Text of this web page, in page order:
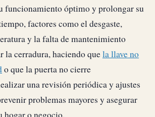
funcionamiento óptimo y prolongar su
factores como el desgaste,
y la falta de mantenimiento
la cerradura, haciendo quela llave no
o que la puerta no cierre
una revisión periódica y ajustes
problemas mayores y asegurar